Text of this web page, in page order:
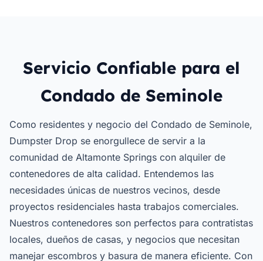
Servicio Confiable para el
Condado de Seminole
Como residentes y negocio del Condado de Seminole,
Dumpster Drop se enorgullece de servir a la
comunidad de Altamonte Springs con alquiler de
contenedores de alta calidad. Entendemos las
necesidades únicas de nuestros vecinos, desde
proyectos residenciales hasta trabajos comerciales.
Nuestros contenedores son perfectos para contratistas
locales, dueños de casas, y negocios que necesitan
manejar escombros y basura de manera eficiente. Con